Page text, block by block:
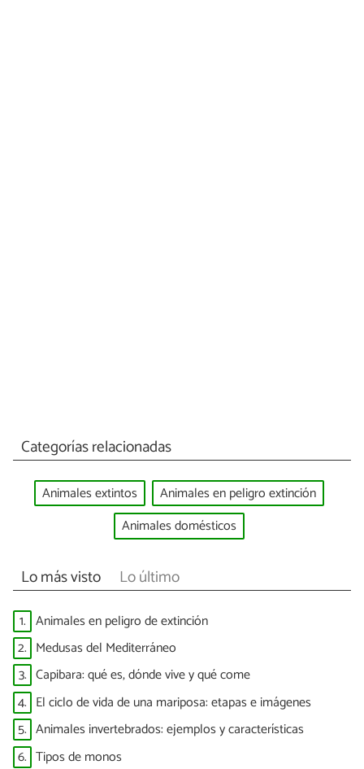
Categorías relacionadas
Animales extintos
Animales en peligro extinción
Animales domésticos
Lo más visto Lo último
1. Animales en peligro de extinción
2. Medusas del Mediterráneo
3. Capibara: qué es, dónde vive y qué come
4. El ciclo de vida de una mariposa: etapas e imágenes
5. Animales invertebrados: ejemplos y características
6. Tipos de monos